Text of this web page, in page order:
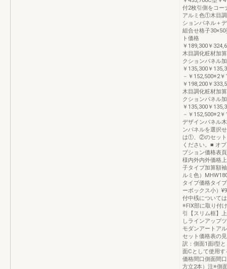
付2枚引側をコー
アルミ色①木目
ションパネル＋
組合せ格子
ト価格
￥189,300￥
木目調化粧材加
クションパネル
￥135,300￥
－￥152,500※2
￥198,200￥
木目調化粧材加
クションパネル
￥135,300￥
－￥152,500※2
デザインパネル
ンパネルを選択
は①、②のセット
ください。■ オ
プション価格表
様内外内外価格
子タイプ加算額
ルミ色）
タイプ価格タイ
ーボックス小）
付中桟について
※FIX部に取り付
引【スリム框】
しラインアップ
モダンアートア
セット価格表の
訳：側面1面I型
面Cとして使用
価格間口側面間
方立2本）注※側